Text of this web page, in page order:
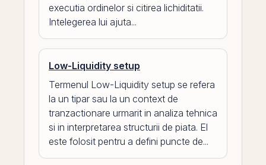
executia ordinelor si citirea lichiditatii.
Intelegerea lui ajuta...
Low-Liquidity setup
Termenul Low-Liquidity setup se refera
la un tipar sau la un context de
tranzactionare urmarit in analiza tehnica
si in interpretarea structurii de piata. El
este folosit pentru a defini puncte de...